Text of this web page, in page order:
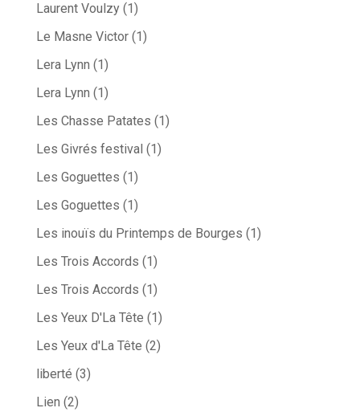
Laurent Voulzy(1)
Le Masne Victor(1)
Lera Lynn (1)
Lera Lynn (1)
Les Chasse Patates (1)
Les Givrés festival (1)
Les Goguettes (1)
Les Goguettes (1)
Les inouïs du Printemps de Bourges (1)
Les Trois Accords (1)
Les Trois Accords (1)
Les Yeux D'La Tête (1)
Les Yeux d'La Tête (2)
liberté (3)
Lien (2)